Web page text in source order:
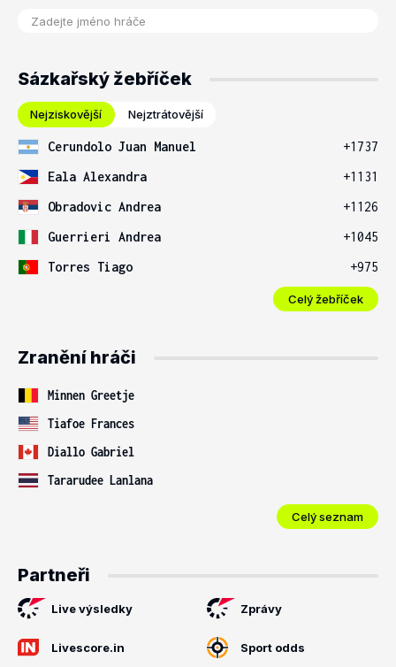
Sázkařský žebříček
Nejziskovější Nejztrátovější
Cerundolo Juan Manuel
+1737
Eala Alexandra
+1131
Obradovic Andrea
+1126
Guerrieri Andrea
+1045
Torres Tiago
+975
Celý žebříček
Zranění hráči
Minnen Greetje
Tiafoe Frances
Diallo Gabriel
Tararudee Lanlana
Celý seznam
Partneři
Live výsledky Zprávy
Livescore.in Sport odds